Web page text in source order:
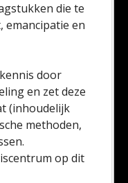
die te
emancipatie en
door
en zet deze
(inhoudelijk
methoden,
op dit